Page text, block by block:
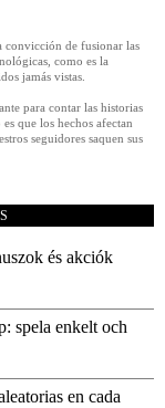
convicción de fusionar las
como es la
jamás vistas.
para contar las historias
que los hechos afectan
seguidores saquen sus
és akciók
spela enkelt och
en cada